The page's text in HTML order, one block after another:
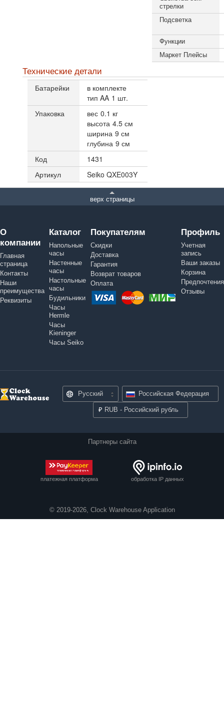
стрелки
Подсветка
Функции
Маркет Плейсы
Технические детали
Батарейки
в комплекте
тип AA 1 шт.
Упаковка
вес 0.1 кг
высота 4.5 см
ширина 9 см
глубина 9 см
Код
1431
Артикул
Seiko QXE003Y
верх страницы
О
компании
Главная
страница
Контакты
Наши
преимущества
Реквизиты
Каталог
Напольные
часы
Настенные
часы
Настольные
часы
Будильники
Часы
Hermle
Часы
Kieninger
Часы Seiko
Покупателям
Скидки
Доставка
Гарантия
Возврат товаров
Оплата
Профиль
Учетная
запись
Ваши заказы
Корзина
Предпочтения
Отзывы
Русский Российская Федерация
₽ RUB - Российский рубль
Партнеры сайта
платежная платформа обработка IP данных
© 2019-2026, Clock Warehouse Application